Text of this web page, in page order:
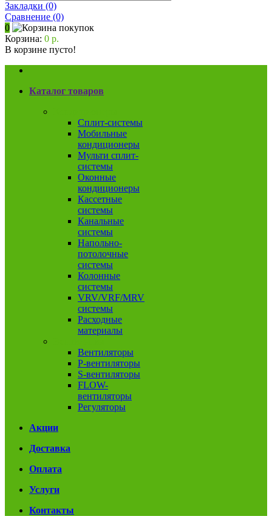
Закладки (0)
Сравнение (0)
0
Корзина: 0 р.
В корзине пусто!
Каталог товаров
Сплит-системы
Мобильные
кондиционеры
Мульти сплит-
системы
Оконные
кондиционеры
Кассетные
системы
Канальные
системы
Напольно-
потолочные
системы
Колонные
системы
VRV/VRF/MRV
системы
Расходные
материалы
Вентиляторы
P-вентиляторы
S-вентиляторы
FLOW-
вентиляторы
Регуляторы
Акции
Доставка
Оплата
Услуги
Контакты